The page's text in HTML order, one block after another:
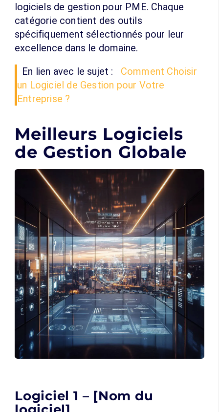
logiciels de gestion pour PME. Chaque
catégorie contient des outils
spécifiquement sélectionnés pour leur
excellence dans le domaine.
En lien avec le sujet :
Comment Choisir
un Logiciel de Gestion pour Votre
Entreprise ?
Meilleurs Logiciels
de Gestion Globale
Logiciel 1 – [Nom du